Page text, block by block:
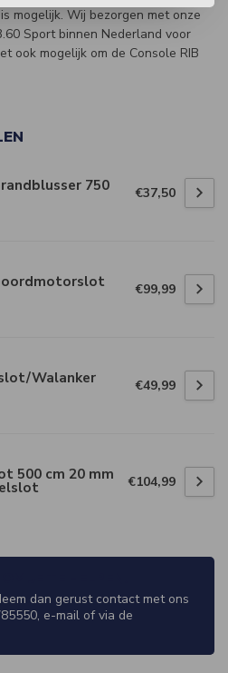
mogelijk. Wij bezorgen met onze
Sport binnen Nederland voor
ook mogelijk om de Console RIB
750 €37,50
€99,99
Walanker €49,99
500 cm 20 mm €104,99
dan gerust contact met ons
e-mail of via de